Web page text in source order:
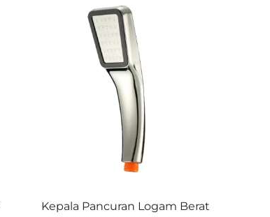
Anti-Sumbat yang Mudah
Kepala Pancuran Logam Berat